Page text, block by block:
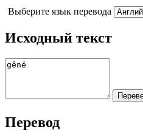
Выберите язык перевода
Исходный текст
Перевод